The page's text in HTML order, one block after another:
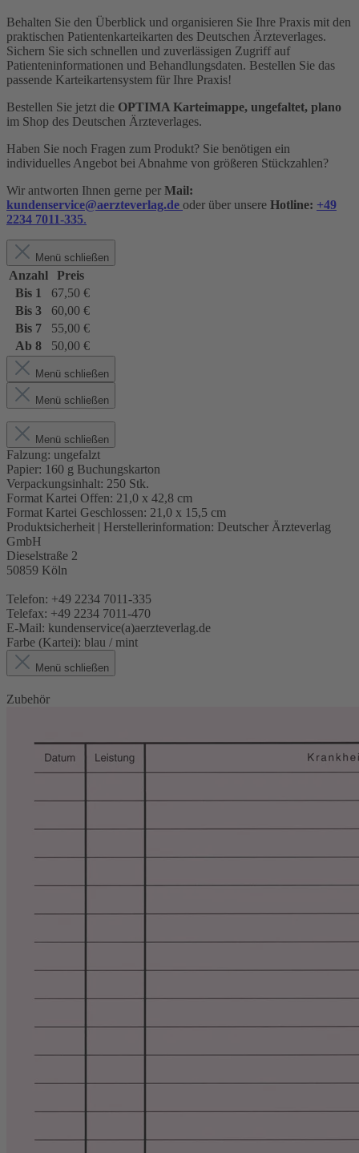
Behalten Sie den Überblick und organisieren Sie Ihre Praxis mit den
praktischen Patientenkarteikarten des Deutschen Ärzteverlages.
Sichern Sie sich schnellen und zuverlässigen Zugriff auf
Patienteninformationen und Behandlungsdaten. Bestellen Sie das
passende Karteikartensystem für Ihre Praxis!
Bestellen Sie jetzt die OPTIMA Karteimappe, ungefaltet, plano
im Shop des Deutschen Ärzteverlages.
Haben Sie noch Fragen zum Produkt? Sie benötigen ein
individuelles Angebot bei Abnahme von größeren Stückzahlen?
Wir antworten Ihnen gerne per Mail:
kundenservice@aerzteverlag.de oder über unsere Hotline: +49
2234 7011-335.
Menü schließen
Anzahl
Preis
Bis 1
67,50 €
Bis 3
60,00 €
Bis 7
55,00 €
Ab 8 50,00 €
Menü schließen
Menü schließen
Menü schließen
Falzung: ungefalzt
Papier: 160 g Buchungskarton
Verpackungsinhalt: 250 Stk.
Format Kartei Offen: 21,0 x 42,8 cm
Format Kartei Geschlossen: 21,0 x 15,5 cm
Produktsicherheit | Herstellerinformation: Deutscher Ärzteverlag
GmbH
Dieselstraße 2
50859 Köln
Telefon: +49 2234 7011-335
Telefax: +49 2234 7011-470
E-Mail: kundenservice(a)aerzteverlag.de
Farbe (Kartei): blau / mint
Menü schließen
Zubehör